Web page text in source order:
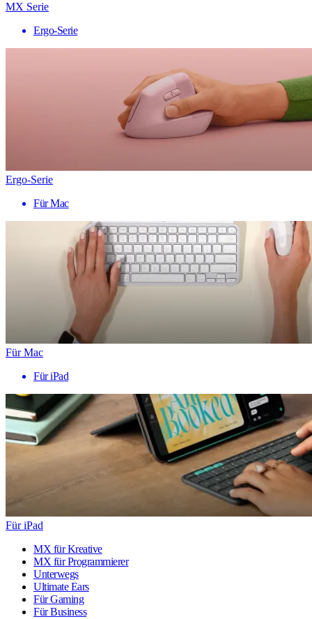
MX Serie
Ergo-Serie
Ergo-Serie
Für Mac
Für Mac
Für iPad
Für iPad
MX für Kreative
MX für Programmierer
Unterwegs
Ultimate Ears
Für Gaming
Für Business